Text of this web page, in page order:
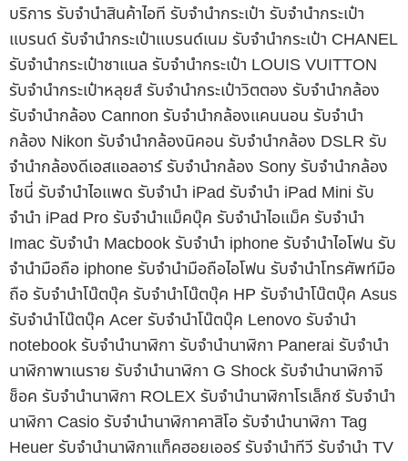
บริการ รับจำนำสินค้าไอที รับจำนำกระเป๋า รับจำนำกระเป๋า
แบรนด์ รับจำนำกระเป๋าแบรนด์เนม รับจำนำกระเป๋า CHANEL
รับจำนำกระเป๋าชาแนล รับจำนำกระเป๋า LOUIS VUITTON
รับจำนำกระเป๋าหลุยส์ รับจำนำกระเป๋าวิตตอง รับจำนำกล้อง
รับจำนำกล้อง Cannon รับจำนำกล้องแคนนอน รับจำนำ
กล้อง Nikon รับจำนำกล้องนิคอน รับจำนำกล้อง DSLR รับ
จำนำกล้องดีเอสแอลอาร์ รับจำนำกล้อง Sony รับจำนำกล้อง
โซนี่ รับจำนำไอแพด รับจำนำ iPad รับจำนำ iPad Mini รับ
จำนำ iPad Pro รับจำนำแม็คบุ๊ค รับจำนำไอแม็ค รับจำนำ
Imac รับจำนำ Macbook รับจำนำ iphone รับจำนำไอโฟน รับ
จำนำมือถือ iphone รับจำนำมือถือไอโฟน รับจำนำโทรศัพท์มือ
ถือ รับจำนำโน๊ตบุ๊ค รับจำนำโน๊ตบุ๊ค HP รับจำนำโน๊ตบุ๊ค Asus
รับจำนำโน๊ตบุ๊ค Acer รับจำนำโน๊ตบุ๊ค Lenovo รับจำนำ
notebook รับจำนำนาฬิกา รับจำนำนาฬิกา Panerai รับจำนำ
นาฬิกาพาเนราย รับจำนำนาฬิกา G Shock รับจำนำนาฬิกาจี
ช็อค รับจำนำนาฬิกา ROLEX รับจำนำนาฬิกาโรเล็กซ์ รับจำนำ
นาฬิกา Casio รับจำนำนาฬิกาคาสิโอ รับจำนำนาฬิกา Tag
Heuer รับจำนำนาฬิกาแท็คฮอยเออร์ รับจำนำทีวี รับจำนำ TV